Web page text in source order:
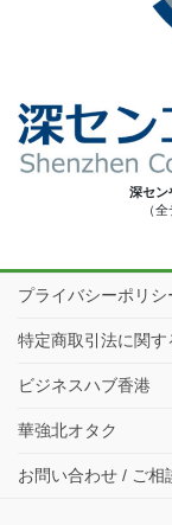
深セン
（
プライバシーポリシ
特定商取引法に関す
ビジネスハブ香港
華強北オタク
お問い合わせ / ご相